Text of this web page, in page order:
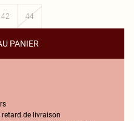
42 44
PANIER
de livraison